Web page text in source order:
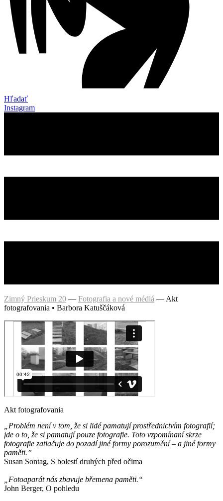
Hľadať
Instagram
Zimný Prieskum 20 — Fotografia a nové médiá — Akt
fotografovania • Barbora Katuščáková
Akt fotografovania
„Problém není v tom, že si lidé pamatují prostřednictvím fotografií;
jde o to, že si pamatují pouze fotografie. Toto vzpomínaní skrze
fotografie zatlačuje do pozadí jiné formy porozumění – a jiné formy
paměti.”
Susan Sontag, S bolestí druhých před očima
„Fotoaparát nás zbavuje břemena paměti.“
John Berger, O pohledu